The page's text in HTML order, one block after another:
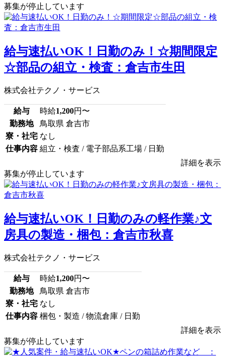
募集が停止しています
給与速払いOK！日勤のみ！☆期間限定
☆部品の組立・検査：倉吉市生田
株式会社テクノ・サービス
給与 時給1,200円〜
勤務地
鳥取県 倉吉市
寮・社宅 なし
仕事内容 組立・検査 / 電子部品系工場 / 日勤
詳細を表示
募集が停止しています
給与速払いOK！日勤のみの軽作業♪文
房具の製造・梱包：倉吉市秋喜
株式会社テクノ・サービス
給与 時給1,200円〜
勤務地
鳥取県 倉吉市
寮・社宅 なし
仕事内容 梱包・製造 / 物流倉庫 / 日勤
詳細を表示
募集が停止しています